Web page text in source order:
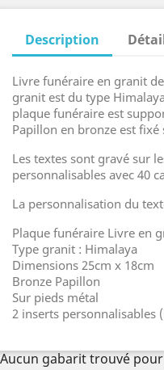
Description
Livre funéraire en granit
granit est du type
plaque funéraire est
Papillon en bronze est fixé
Les textes sont gravé sur
personnalisables avec 40
La personnalisation du
Plaque funéraire Livre en
Type granit : Himalaya
Dimensions 25cm x 18cm
Bronze Papillon
Sur pieds métal
2 inserts personnalisables
Aucun gabarit trouvé